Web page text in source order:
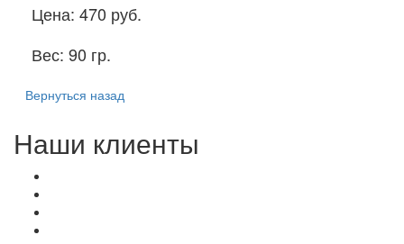
Цена: 470 руб.
Вес: 90 гр.
Вернуться назад
Наши клиенты